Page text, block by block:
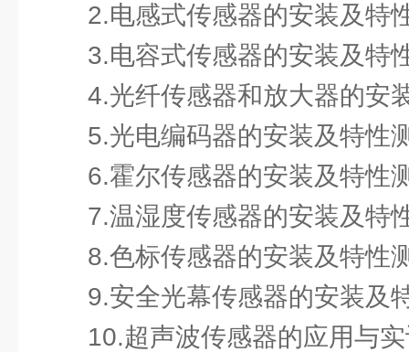
2.电感式传感器的安装及特
3.电容式传感器的安装及特
4.光纤传感器和放大器的安
5.光电编码器的安装及特性
6.霍尔传感器的安装及特性
7.温湿度传感器的安装及特
8.色标传感器的安装及特性
9.安全光幕传感器的安装及
10.超声波传感器的应用与